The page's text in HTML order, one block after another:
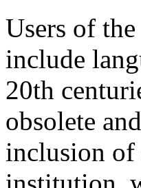
Users of
include
20th
obsolete
inclusion of